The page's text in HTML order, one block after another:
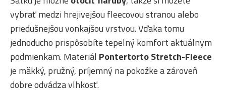
vybrať medzi hrejivejšou fleecovou stranou alebo
priedušnejšou vonkajšou vrstvou. Vďaka tomu
jednoducho prispôsobíte tepelný komfort aktuálnym
podmienkam. Materiál Pontertorto Stretch-Fleece
je mäkký, pružný, príjemný na pokožke a zároveň
dobre odvádza vlhkosť.